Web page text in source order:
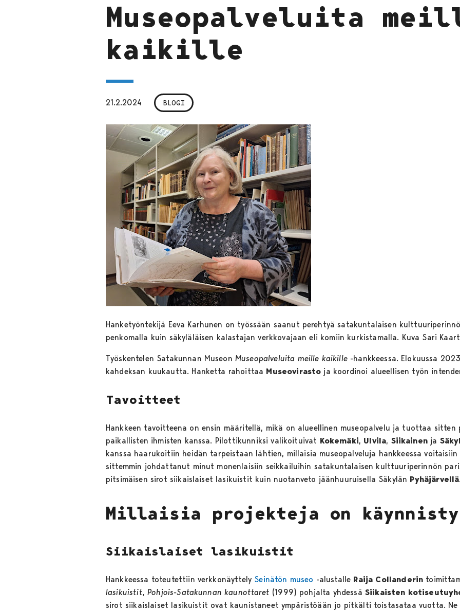
Museopalveluita
kaikille
21.2.2024 BLOGI
Hanketyöntekijä Eeva Karhunen on työssään saanut perehtyä satakuntalaisen
penkomalla kuin säkyläläisen kalastajan verkkovajaan eli komiin kurkistamalla. Kuva Sari
Työskentelen Satakunnan Museon Museopalveluita meille kaikille-hankkeessa. Elokuussa
kahdeksan kuukautta. Hanketta rahoittaa Museovirasto ja koordinoi alueellisen työn
Tavoitteet
Hankkeen tavoitteena on ensin määritellä, mikä on alueellinen museopalvelu ja tuottaa sitten
paikallisten ihmisten kanssa. Pilottikunniksi valikoituivat Kokemäki, Ulvila, Siikainenja
kanssa haarukoitiin heidän tarpeistaan lähtien, millaisia museopalveluja hankkeessa
sittemmin johdattanut minut monenlaisiin seikkailuihin satakuntalaisen kulttuuriperinnön
pitsimäisen sirot siikaislaiset lasikuistit kuin nuotanveto jäänhuuruisella Säkylän Pyhäjärvellä
Millaisia projekteja on
Siikaislaiset lasikuistit
Hankkeessa toteutettiin verkkonäyttely Seinätön museo -alustalle Raija Collanderin
lasikuistit, Pohjois-Satakunnan kaunottaret (1999) pohjalta yhdessä Siikaisten
sirot siikaislaiset lasikuistit ovat kaunistaneet ympäristöään jo pitkälti toistasataa vuotta.